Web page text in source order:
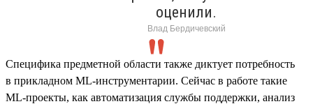
оценили.
Влад Бердичевский
Специфика предметной области также диктует потребность
в прикладном ML‑инструментарии. Сейчас в работе такие
ML‑проекты, как автоматизация службы поддержки, анализ